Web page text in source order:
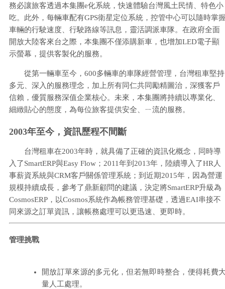
務必讓旅客透過本集團e化系統，快速體驗台灣風土民情、特色小
吃。此外，每輛車配有GPS衛星定位系統，控管中心可以隨時掌
車輛的行駛速度、行駛路線等訊息，靈活調派車隊。在政府全面
開放大陸客來台之際，本集團不僅添購新車，也增加LED電子顯
示螢幕，提供客製化的服務。
從第一輛車至今，600多輛車的車隊經營管理，台灣租車堅持
多元、深入的服務理念，加上所有同仁共同勵精圖治，深獲客戶
信賴，優質服務深值企業核心。未來，本集團將持續以專業化、
細緻貼心的態度，為每位旅客提供安全、ㄧ流的服務。
2003年至今，資訊歷程不間斷
台灣租車在2003年時，就具備了正確的資訊化概念，同時導
入了SmartERP與Easy Flow；2011年到2013年，陸續導入了HR人
事薪資系統與CRM客戶關係管理系統；到近期2015年，因為營運
規模持續成長，參考了鼎新顧問的建議，決定將SmartERP升級為
CosmosERP，以Cosmos系統作為帳務管理基礎，透過EAI串接不
同來源之訂單資訊，讓帳務處理可以更迅速、更即時。
管理挑戰
開放訂單來源的多元化，但若無即時整合，便得耗費
量人工處理。